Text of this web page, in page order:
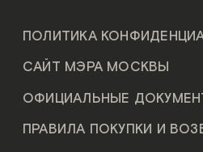
ПОЛИТИКА
САЙТ МЭРА МОСКВЫ
ОФИЦИАЛЬНЫЕ
ПРАВИЛА ПОКУПКИ И